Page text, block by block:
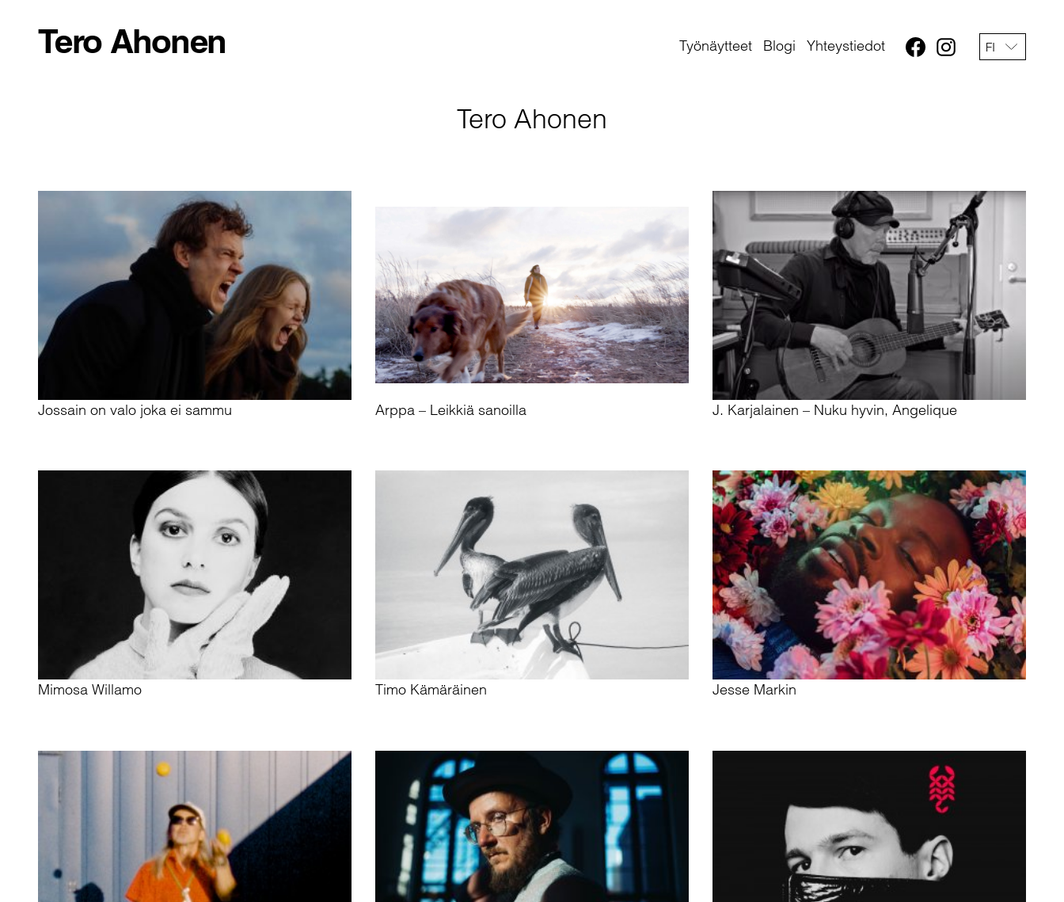
Tero Ahonen Työnäytteet Blogi Yhteystiedot FI
Tero Ahonen
Jossain on valo joka ei sammu Arppa – Leikkiä sanoilla J. Karjalainen – Nuku hyvin, Angelique
Mimosa Willamo Timo Kämäräinen Jesse Markin